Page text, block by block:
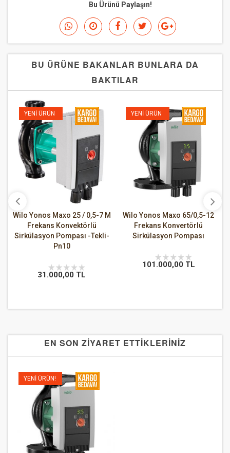
Bu Ürünü Paylaşın!
BU ÜRÜNE BAKANLAR BUNLARA DA
BAKTILAR
Maxo 25 / 0,5-7 M
Konvektörlü
Pompası -Tekli-
Wilo Yonos Maxo 65/0,5-12
Frekans Konvertörlü
Sirkülasyon Pompası
YENI ÜRÜN
101.000,00 TL
Wilo Yonos
Frekans
YENI ÜRÜN
EN SON ZİYARET ETTİKLERİNİZ
YENI ÜRÜN!